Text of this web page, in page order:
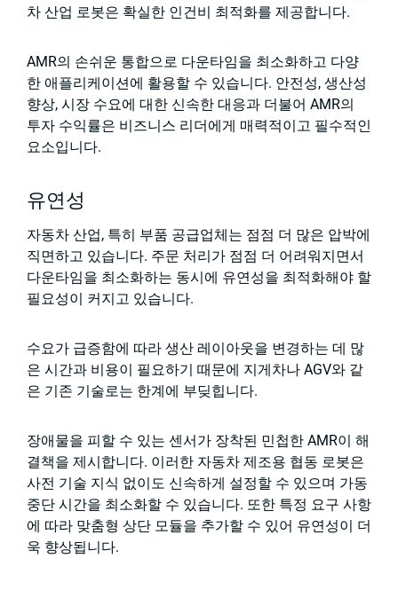
차 산업 로봇은 확실한 인건비 최적화를 제공합니다.
AMR의 손쉬운 통합으로 다운타임을 최소화하고 다양
한 애플리케이션에 활용할 수 있습니다. 안전성, 생산성
향상, 시장 수요에 대한 신속한 대응과 더불어 AMR의
투자 수익률은 비즈니스 리더에게 매력적이고 필수적인
요소입니다.
유연성
자동차 산업, 특히 부품 공급업체는 점점 더 많은 압박에
직면하고 있습니다. 주문 처리가 점점 더 어려워지면서
다운타임을 최소화하는 동시에 유연성을 최적화해야 할
필요성이 커지고 있습니다.
수요가 급증함에 따라 생산 레이아웃을 변경하는 데 많
은 시간과 비용이 필요하기 때문에 지게차나 AGV와 같
은 기존 기술로는 한계에 부딪힙니다.
장애물을 피할 수 있는 센서가 장착된 민첩한 AMR이 해
결책을 제시합니다. 이러한 자동차 제조용 협동 로봇은
사전 기술 지식 없이도 신속하게 설정할 수 있으며 가동
중단 시간을 최소화할 수 있습니다. 또한 특정 요구 사항
에 따라 맞춤형 상단 모듈을 추가할 수 있어 유연성이 더
욱 향상됩니다.